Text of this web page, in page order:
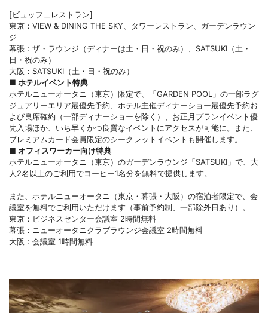
[ビュッフェレストラン]
東京：VIEW & DINING THE SKY、タワーレストラン、ガーデンラウン
ジ
幕張：ザ・ラウンジ（ディナーは土・日・祝のみ）、SATSUKI（土・
日・祝のみ）
大阪：SATSUKI（土・日・祝のみ）
■ ホテルイベント特典
ホテルニューオータニ（東京）限定で、「GARDEN POOL」の一部ラグ
ジュアリーエリア最優先予約、ホテル主催ディナーショー最優先予約お
よび良席確約（一部ディナーショーを除く）、お正月プランイベント優
先入場ほか、いち早くかつ良質なイベントにアクセスが可能に。また、
プレミアムカード会員限定のシークレットイベントも開催します。
■ オフィスワーカー向け特典
ホテルニューオータニ（東京）のガーデンラウンジ「SATSUKI」で、大
人2名以上のご利用でコーヒー1名分を無料で提供します。
また、ホテルニューオータニ（東京・幕張・大阪）の宿泊者限定で、会
議室を無料でご利用いただけます（事前予約制、一部除外日あり）。
東京：ビジネスセンター会議室 2時間無料
幕張：ニューオータニクラブラウンジ会議室 2時間無料
大阪：会議室 1時間無料